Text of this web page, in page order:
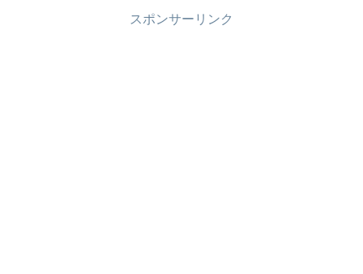
スポンサーリンク